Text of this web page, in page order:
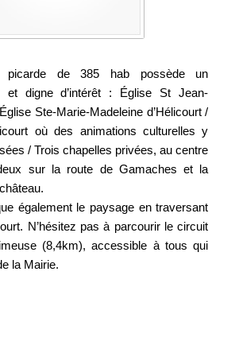
picarde de 385 hab possède un
et digne d’intérêt : Église St Jean-
Ste-Marie-Madeleine d’Hélicourt /
où des animations culturelles y
/ Trois chapelles privées, au centre
sur la route de Gamaches et la
également le paysage en traversant
N’hésitez pas à parcourir le circuit
(8,4km), accessible à tous qui
la Mairie.